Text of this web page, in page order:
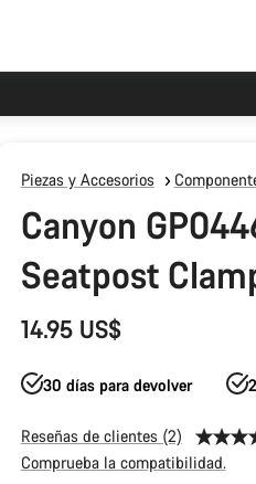
Piezas y Accesorios
Canyon
Seatpost
14.95 US$
30 días para devolver
Reseñas de clientes (2)
Comprueba la compatibilidad.